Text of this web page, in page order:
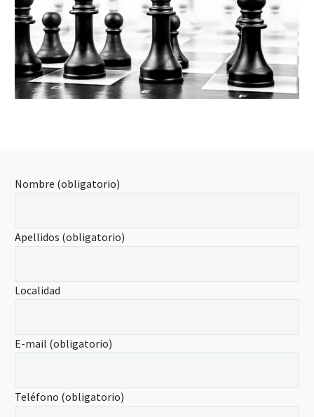
Nombre (obligatorio)
Apellidos (obligatorio)
Localidad
E-mail (obligatorio)
Teléfono (obligatorio)